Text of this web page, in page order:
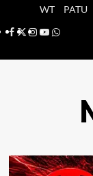
WT PATU
Facebook
X Instagram
YouTube
Whatsapp